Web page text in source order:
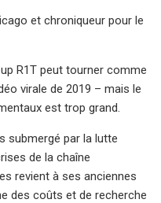
et chroniqueur pour le
R1T peut tourner comme
virale de 2019 – mais le
est trop grand.
submergé par la lutte
de la chaîne
revient à ses anciennes
des coûts et de recherche